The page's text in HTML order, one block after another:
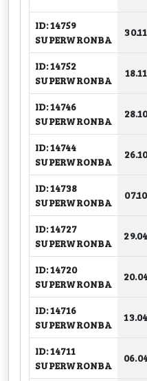
ID: 14759
SUPERWRONBA
ID: 14752
SUPERWRONBA
ID: 14746
SUPERWRONBA
ID: 14744
SUPERWRONBA
ID: 14738
SUPERWRONBA
ID: 14727
SUPERWRONBA
ID: 14720
SUPERWRONBA
ID: 14716
SUPERWRONBA
ID: 14711
SUPERWRONBA